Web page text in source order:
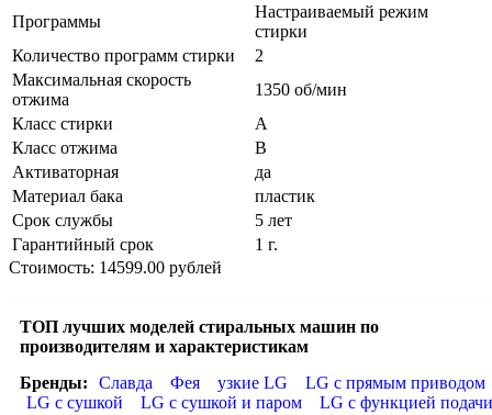
Программы
Настраиваемый режим
стирки
Количество программ стирки
2
Максимальная скорость
отжима
1350 об/мин
Класс стирки
A
Класс отжима
B
Активаторная
да
Материал бака
пластик
Срок службы
5 лет
Гарантийный срок
1 г.
Стоимость: 14599.00 рублей
ТОП лучших моделей стиральных машин по
производителям и характеристикам
Бренды:
Славда Фея узкие LG
LG с прямым приводом
LG с сушкой
LG с сушкой и паром
LG с функцией подачи